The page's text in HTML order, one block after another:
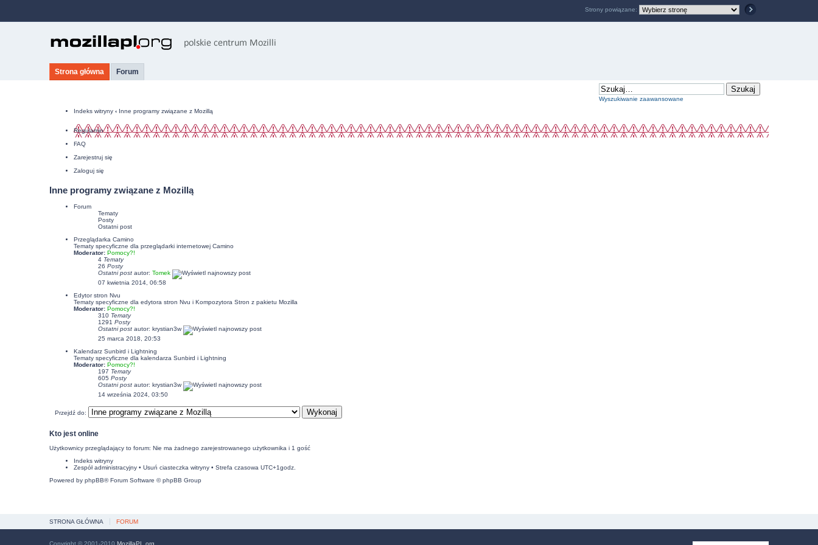
Strona główna Forum
Wyszukiwanie zaawansowane
Indeks witryny ‹ Inne programy związane z Mozillą
Regulamin
FAQ
Zarejestruj się
Zaloguj się
Inne programy związane z Mozillą
Forum
Tematy
Posty
Ostatni post
Przeglądarka Camino
Tematy specyficzne dla przeglądarki internetowej Camino
Moderator: Pomocy?!
4 Tematy
26 Posty
Ostatni postautor: Tomek
07 kwietnia 2014, 06:58
Edytor stron Nvu
Tematy specyficzne dla edytora stron Nvu i Kompozytora Stron z pakietu Mozilla
Moderator: Pomocy?!
310 Tematy
1291 Posty
Ostatni postautor: krystian3w
25 marca 2018, 20:53
Kalendarz Sunbird i Lightning
Tematy specyficzne dla kalendarza Sunbird i Lightning
Moderator: Pomocy?!
197 Tematy
605 Posty
Ostatni postautor: krystian3w
14 września 2024, 03:50
Przejdź do:
Kto jest online
Użytkownicy przeglądający to forum: Nie ma żadnego zarejestrowanego użytkownika i 1 gość
Indeks witryny
Zespół administracyjny• Usuń ciasteczka witryny• Strefa czasowa UTC+1godz.
Powered by phpBB® Forum Software © phpBB Group
Strony powiązane:
STRONA GŁÓWNA FORUM
Copyright © 2001-2010 MozillaPL.org